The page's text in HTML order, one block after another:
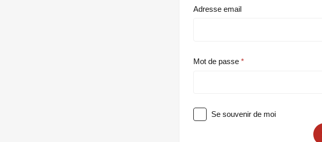
Adresse email
Mot de passe
Se souvenir de moi